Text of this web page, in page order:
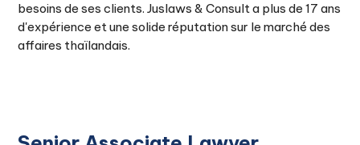
besoins de ses clients. Juslaws & Consult a plus de 17 ans
d'expérience et une solide réputation sur le marché des
affaires thaïlandais.